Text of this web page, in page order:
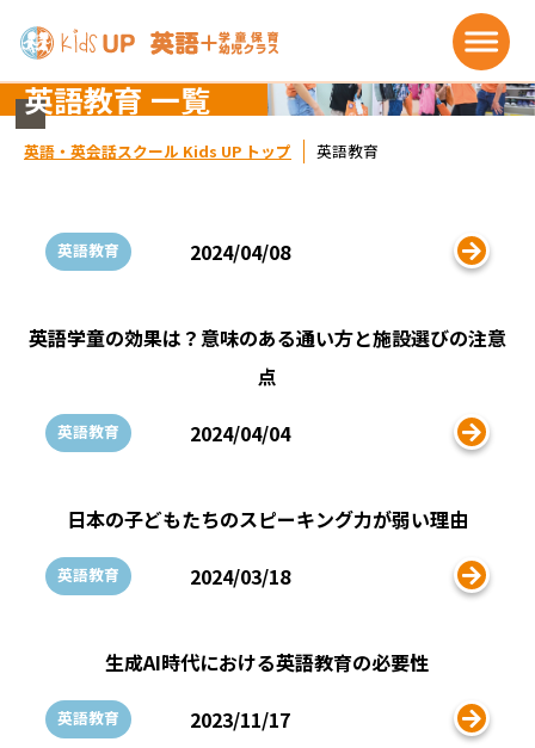
英語教育 一覧
英語・英会話スクール Kids UP トップ 英語教育
英語教育 2024/04/08
英語学童の効果は？意味のある通い方と施設選びの注意
点
英語教育 2024/04/04
日本の子どもたちのスピーキング力が弱い理由
英語教育 2024/03/18
生成AI時代における英語教育の必要性
英語教育 2023/11/17